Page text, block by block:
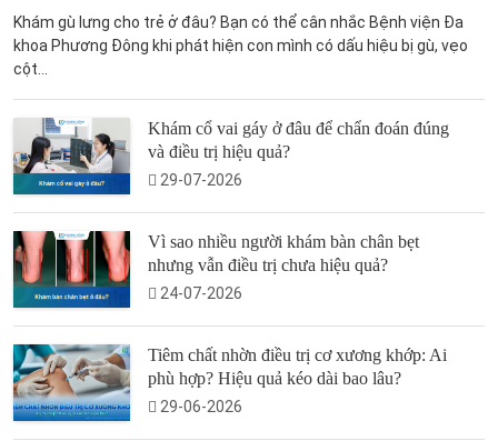
Khám gù lưng cho trẻ ở đâu? Bạn có thể cân nhắc Bệnh viện Đa
khoa Phương Đông khi phát hiện con mình có dấu hiệu bị gù, vẹo
cột...
Khám cổ vai gáy ở đâu để chẩn đoán đúng
và điều trị hiệu quả?
29-07-2026
Vì sao nhiều người khám bàn chân bẹt
nhưng vẫn điều trị chưa hiệu quả?
24-07-2026
Tiêm chất nhờn điều trị cơ xương khớp: Ai
phù hợp? Hiệu quả kéo dài bao lâu?
29-06-2026